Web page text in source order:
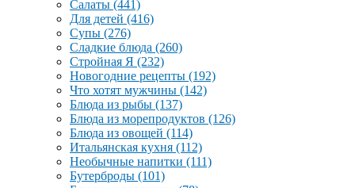
Салаты (441)
Для детей (416)
Супы (276)
Сладкие блюда (260)
Стройная Я (232)
Новогодние рецепты (192)
Что хотят мужчины (142)
Блюда из рыбы (137)
Блюда из морепродуктов (126)
Блюда из овощей (114)
Итальянская кухня (112)
Необычные напитки (111)
Бутерброды (101)